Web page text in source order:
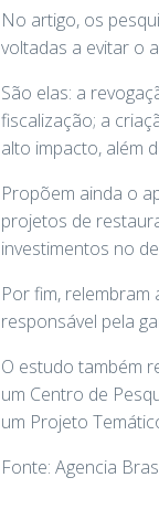
No artigo, os
voltadas a evitar o
São elas: a
fiscalização; a
alto impacto, além
Propõem ainda o
projetos de
investimentos no
Por fim,
responsável pela
O estudo também
um Centro de
um Projeto
Fonte: Agencia